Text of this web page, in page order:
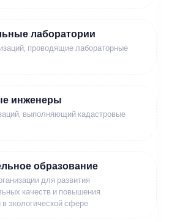
лаборатории
проводящие лабораторные
инженеры
выполняющий кадастровые
образование
для развития
качеств и повышения
экологической сфере